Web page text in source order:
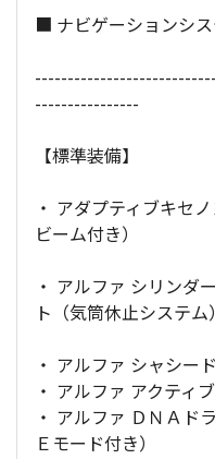
■ ナビゲーションシ
----------------
【標準装備】
・ アダプティブキセ
ビーム付き）
・ アルファ シリンダ
ト（気筒休止システム）
・ アルファ シャシー
・ アルファ アクティ
・ アルファ ＤＮＡド
Ｅモード付き）